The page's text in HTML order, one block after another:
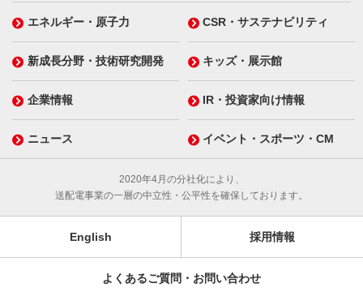
エネルギー・原子力 CSR・サステナビリティ
新成長分野・技術研究開発 キッズ・展示館
企業情報 IR・投資家向け情報
ニュース イベント・スポーツ・CM
2020年4月の分社化により、
送配電事業の一層の中立性・公平性を確保しております。
English 採用情報
よくあるご質問・お問い合わせ